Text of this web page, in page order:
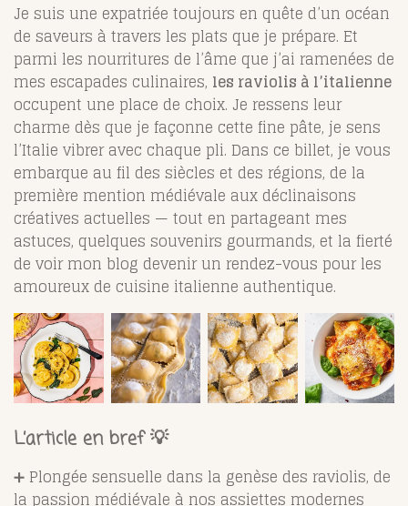
Je suis une expatriée toujours en quête d’un océan
de saveurs à travers les plats que je prépare. Et
parmi les nourritures de l’âme que j’ai ramenées de
mes escapades culinaires, les raviolis à l’italienne
occupent une place de choix. Je ressens leur
charme dès que je façonne cette fine pâte, je sens
l’Italie vibrer avec chaque pli. Dans ce billet, je vous
embarque au fil des siècles et des régions, de la
première mention médiévale aux déclinaisons
créatives actuelles — tout en partageant mes
astuces, quelques souvenirs gourmands, et la fierté
de voir mon blog devenir un rendez-vous pour les
amoureux de cuisine italienne authentique.
L’article en bref 💡
➕ Plongée sensuelle dans la genèse des raviolis, de
la passion médiévale à nos assiettes modernes